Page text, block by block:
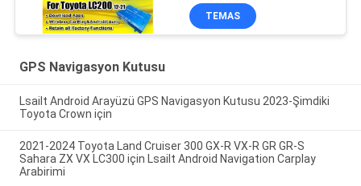
13 Multimedya Video
Arayüzü, Kablosuz
TEMAS
GPS Navigasyon Kutusu
Lsailt Android Arayüzü GPS Navigasyon Kutusu 2023-Şimdiki
Toyota Crown için
2021-2024 Toyota Land Cruiser 300 GX-R VX-R GR GR-S
Sahara ZX VX LC300 için Lsailt Android Navigation Carplay
Arabirimi